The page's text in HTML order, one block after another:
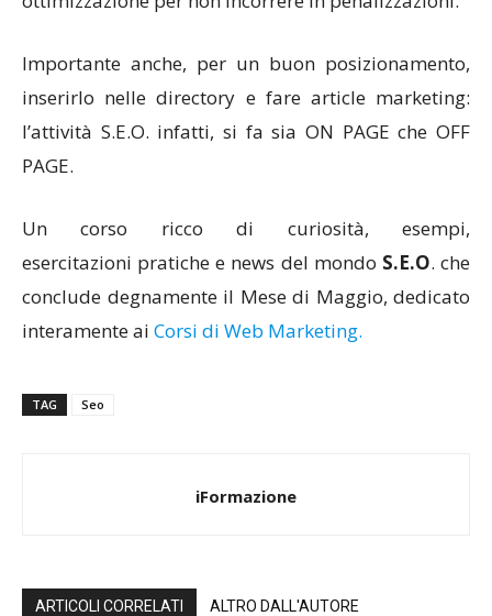
Importante anche, per un buon posizionamento,
inserirlo nelle directory e fare article marketing:
l’attività S.E.O. infatti, si fa sia ON PAGE che OFF
PAGE.
Un corso ricco di curiosità, esempi,
esercitazioni pratiche e news del mondo S.E.O. che
conclude degnamente il Mese di Maggio, dedicato
interamente ai Corsi di Web Marketing.
TAG Seo
iFormazione
ARTICOLI CORRELATI ALTRO DALL'AUTORE